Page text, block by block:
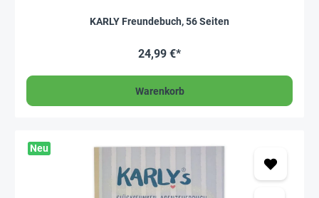
KARLY Freundebuch, 56 Seiten
24,99 €*
Warenkorb
Neu